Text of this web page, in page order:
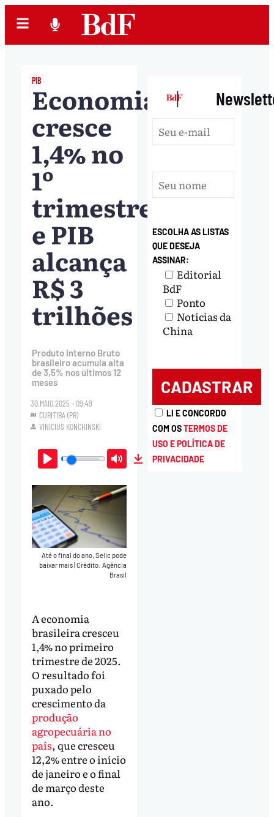
PIB
Economia
cresce
1,4% no
1º
trimestre
e PIB
alcança
R$ 3
trilhões
Produto Interno Bruto
brasileiro acumula alta
de 3,5% nos últimos 12
meses
30.MAIO.2025 - 09:49
CURITIBA (PR)
VINICIUS KONCHINSKI
Play Mute
Até o final do ano, Selic pode
baixar mais Crédito: Agência
Brasil
A economia
brasileira cresceu
1,4% no primeiro
trimestre de 2025.
O resultado foi
puxado pelo
crescimento da
produção
agropecuária no
país, que cresceu
12,2% entre o início
de janeiro e o final
de março deste
ano.
|
ESCOLHA AS LISTAS
QUE DESEJA
ASSINAR:
Editorial
BdF
Ponto
Notícias da
China
LI E CONCORDO
COM OSTERMOS DE
USO E POLÍTICA DE
PRIVACIDADE